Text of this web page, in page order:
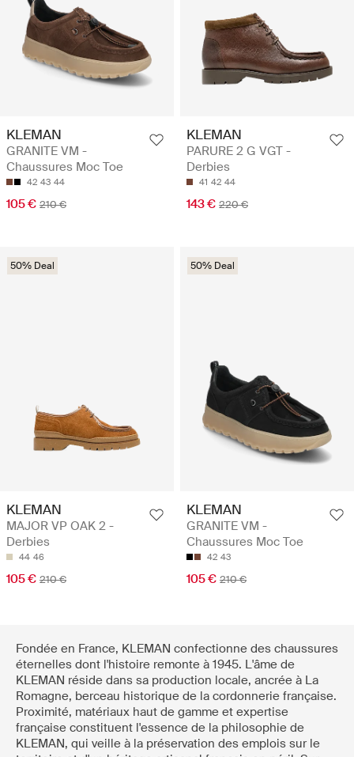
KLEMAN
GRANITE VM -
Chaussures Moc Toe
42 43 44
105 € 210 €
KLEMAN
PARURE 2 G VGT -
Derbies
41 42 44
143 € 220 €
50% Deal
KLEMAN
MAJOR VP OAK 2 -
Derbies
44 46
105 € 210 €
50% Deal
KLEMAN
GRANITE VM -
Chaussures Moc Toe
42 43
105 € 210 €
Fondée en France, KLEMAN confectionne des chaussures
éternelles dont l'histoire remonte à 1945. L'âme de
KLEMAN réside dans sa production locale, ancrée à La
Romagne, berceau historique de la cordonnerie française.
Proximité, matériaux haut de gamme et expertise
française constituent l'essence de la philosophie de
KLEMAN, qui veille à la préservation des emplois sur le